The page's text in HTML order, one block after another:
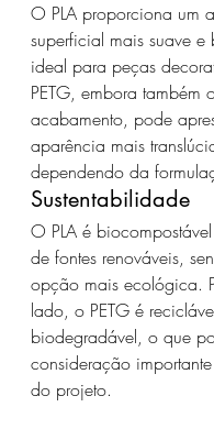
O PLA proporciona um
superficial mais suave e
ideal para peças
PETG, embora também
acabamento, pode
aparência mais
dependendo da
Sustentabilidade
O PLA é
de fontes renováveis,
opção mais ecológica.
lado, o PETG é
biodegradável, o que
consideração
do projeto.